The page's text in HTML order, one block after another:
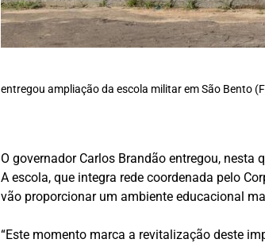
entregou ampliação da escola militar em São Bento
O governador Carlos Brandão entregou,
A escola, que integra rede coordenada pelo
vão proporcionar um ambiente educacional
“Este momento marca a revitalização deste